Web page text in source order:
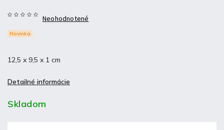
Novinka
Neohodnotené
12,5 x 9,5 x 1 cm
Detailné informácie
Skladom